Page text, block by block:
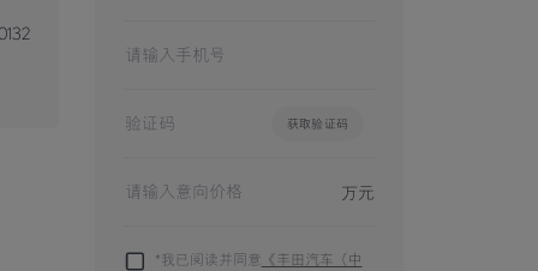
获取验证码
万元
*我已阅读并同意 《丰田汽车（中